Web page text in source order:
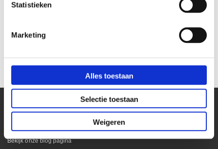
Statistieken
Marketing
Alles toestaan
Selectie toestaan
Weigeren
Evoline Fliptop Push M RVS
4x stopcontact
€ 229,90
€ 190,00
Evoline Fliptop Push S RVS
3x stopcontact
€ 215,00
€ 177,69
Kantoor
Bekijk onze blog pagina